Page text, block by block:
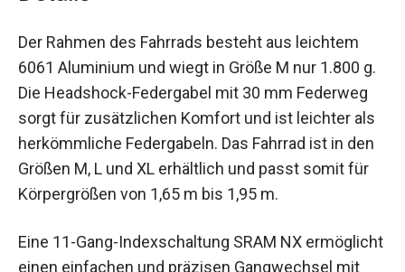
6061 Aluminium und wiegt in Größe M nur 1.800
g. Die Headshock-Federgabel mit 30 mm
Federweg sorgt für zusätzlichen Komfort und ist
leichter als herkömmliche Federgabeln. Das
Fahrrad ist in den Größen M, L und XL erhältlich
und passt somit für Körpergrößen von 1,65 m bis
1,95 m.
Eine 11-Gang-Indexschaltung SRAM NX